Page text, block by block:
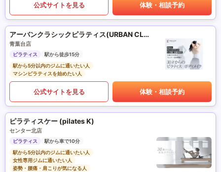
公式サイトを見る 体験・相談予約
アーバンクラシックピラティス(URBAN CLASSIC PILATES)
青葉台店
ピラティス
駅から徒歩15分
駅から5分以内のジムに通いたい人
マシンピラティスを始めたい人
公式サイトを見る 体験・相談予約
ピラティスケー (pilates K)
センター北店
ピラティス
駅から車で10分
駅から5分以内のジムに通いたい人
女性専用ジムに通いたい人
姿勢・腰痛・肩こりが気になる人